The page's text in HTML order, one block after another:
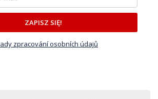
ZAPISZ SIĘ!
zpracování osobních údajů